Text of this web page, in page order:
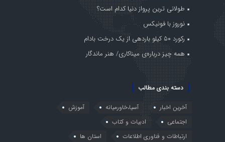
طولانی ترین پرواز دنیا کدام است؟
نوروز با فونیکس
رکورد ۵۰ کیلو باردهی از یک درخت بادام
همه چیز درباره‌ی میناکاری/ هنر ماندگار
دسته بندی مطالب
آخرین اخبار آسیا،خاورمیانه
آموزش
اجتماعی
ادبیات و کتاب
ارتباطات و فناوری اطلاعات
استان ها